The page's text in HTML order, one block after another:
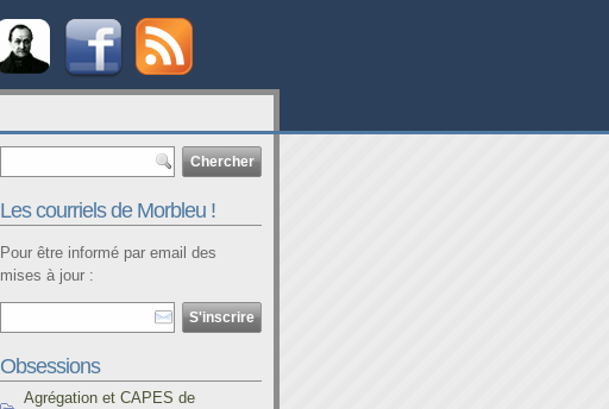
Les courriels de Morbleu !
Pour être informé par email des
mises à jour :
Obsessions
Agrégation et CAPES de